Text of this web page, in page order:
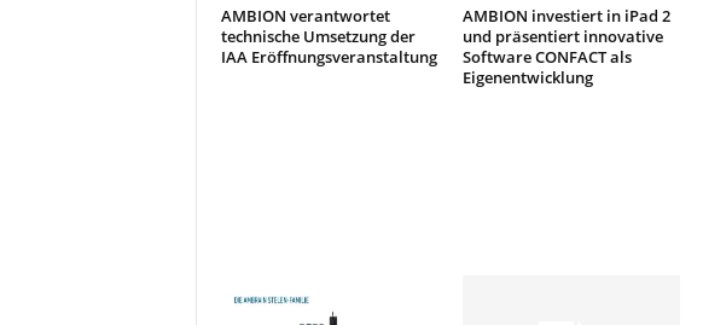
AMBION verantwortet
technische Umsetzung der
IAA Eröffnungsveranstaltung
AMBION investiert in iPad 2
und präsentiert innovative
Software CONFACT als
Eigenentwicklung